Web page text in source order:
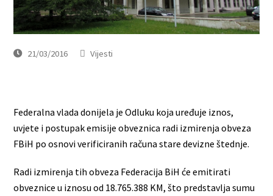
21/03/2016 Vijesti
Federalna vlada donijela je Odluku koja uređuje iznos,
uvjete i postupak emisije obveznica radi izmirenja obveza
FBiH po osnovi verificiranih računa stare devizne štednje.
Radi izmirenja tih obveza Federacija BiH će emitirati
obveznice u iznosu od 18.765.388 KM, što predstavlja sumu